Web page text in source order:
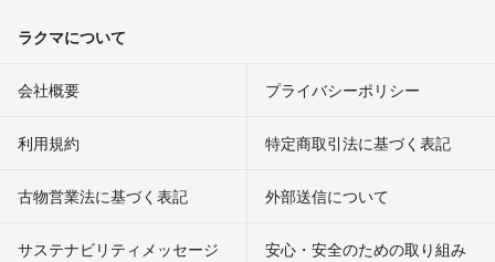
ラクマについて
会社概要 プライバシーポリシー
利用規約 特定商取引法に基づく表記
古物営業法に基づく表記 外部送信について
サステナビリティメッセージ 安心・安全のための取り組み